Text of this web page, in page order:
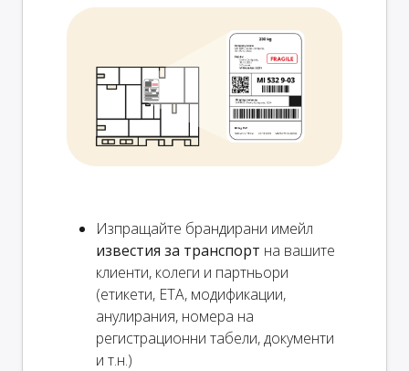
Изпращайте брандирани имейл
известия за транспорт на вашите
клиенти, колеги и партньори
(етикети, ETA, модификации,
анулирания, номера на
регистрационни табели, документи
и т.н.)